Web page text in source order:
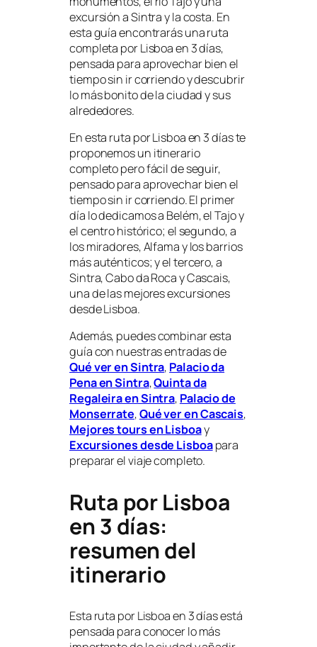
excursión a Sintra y la costa. En
esta guía encontrarás una ruta
completa por Lisboa en 3 días,
pensada para aprovechar bien el
tiempo sin ir corriendo y descubrir
lo más bonito de la ciudad y sus
alrededores.
En esta ruta por Lisboa en 3 días te
proponemos un itinerario
completo pero fácil de seguir,
pensado para aprovechar bien el
tiempo sin ir corriendo. El primer
día lo dedicamos a Belém, el Tajo y
el centro histórico; el segundo, a
los miradores, Alfama y los barrios
más auténticos; y el tercero, a
Sintra, Cabo da Roca y Cascais,
una de las mejores excursiones
desde Lisboa.
Además, puedes combinar esta
guía con nuestras entradas de
Qué ver en Sintra, Palacio da
Pena en Sintra,Quinta da
Regaleira en Sintra, Palacio de
Monserrate,Qué ver en Cascais,
Mejores tours en Lisboay
Excursiones desde Lisboapara
preparar el viaje completo.
Ruta por Lisboa
en 3 días:
resumen del
itinerario
Esta ruta por Lisboa en 3 días está
pensada para conocer lo más